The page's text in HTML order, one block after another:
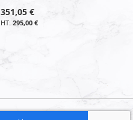
351,05 €
295,00 €